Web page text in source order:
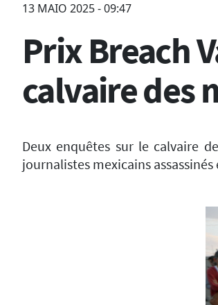
13 MAIO 2025 - 09:47
Prix Breach
calvaire des
Deux enquêtes sur le calvaire
journalistes mexicains assassinés